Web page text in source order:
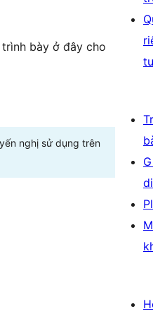
bày ở đây cho
nghị sử dụng trên